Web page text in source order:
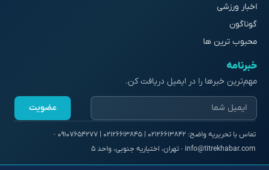
اخبار ورزشی
گوناگون
محبوب ترین ها
خبرنامه
مهم‌ترین خبرها را در ایمیل دریافت کن.
عضویت